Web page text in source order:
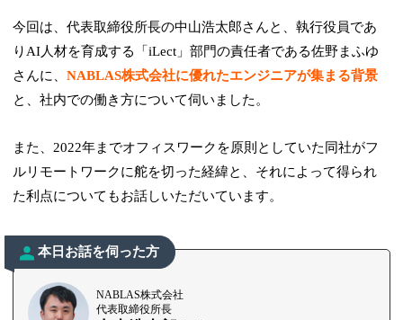
今回は、代表取締役所長の中山浩太郎さんと、執行役員であ
りAI人材を育成する「iLect」部門の責任者である佐野まふゆ
さんに、NABLAS株式会社に優れたエンジニアが集まる背景
と、社内での働き方について伺いました。
また、2022年までオフィスワークを原則としていた同社がフ
ルリモートワークに舵を切った経緯と、それによって得られ
た利点についてもお話しいただいています。
本日お話を伺った方
NABLAS株式会社
代表取締役所長